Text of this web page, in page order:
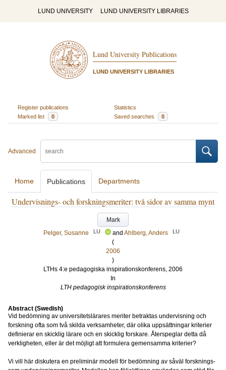
LUND UNIVERSITY LUND UNIVERSITY LIBRARIES
Lund University Publications
LUND UNIVERSITY LIBRARIES
Register publications
Statistics
Marked list
0 Saved searches 0
Advanced
Home Publications Departments
Undervisnings- och forskningsmeriter: två sidor av samma mynt
Mark
Pelger, Susanne
LU and Ahlberg, Anders LU
(
2006
)
LTHs 4:e pedagogiska inspirationskonferens, 2006
In
LTH pedagogisk inspirationskonferens
Abstract (Swedish)
Vid bedömning av universitetslärares meriter betraktas undervisning och
forskning ofta som två skilda verksamheter, där olika uppsättningar kriterier
definierar en skicklig lärare och en skicklig forskare. Återspeglar detta då
verkligheten, eller är det möjligt att formulera gemensamma kriterier?
Vi vill här diskutera en preliminär modell för bedömning av såväl forsknings-